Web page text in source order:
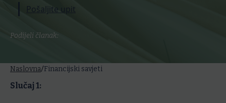
Pošaljite upit
Podijeli članak:
Naslovna/Financijski savjeti
Slučaj 1: